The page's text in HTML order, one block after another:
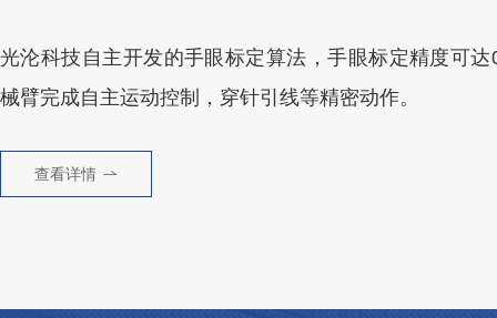
光沦科技自主开发的手眼标定算法，手眼标定精度可
械臂完成自主运动控制，穿针引线等精密动作。
查看详情